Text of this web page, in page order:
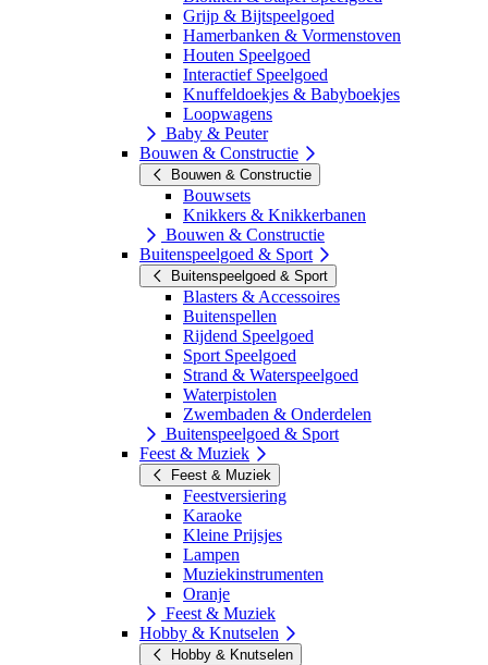
Grijp & Bijtspeelgoed
Hamerbanken & Vormenstoven
Houten Speelgoed
Interactief Speelgoed
Knuffeldoekjes & Babyboekjes
Loopwagens
Baby & Peuter
Bouwen & Constructie
Bouwen & Constructie
Bouwsets
Knikkers & Knikkerbanen
Bouwen & Constructie
Buitenspeelgoed & Sport
Buitenspeelgoed & Sport
Blasters & Accessoires
Buitenspellen
Rijdend Speelgoed
Sport Speelgoed
Strand & Waterspeelgoed
Waterpistolen
Zwembaden & Onderdelen
Buitenspeelgoed & Sport
Feest & Muziek
Feest & Muziek
Feestversiering
Karaoke
Kleine Prijsjes
Lampen
Muziekinstrumenten
Oranje
Feest & Muziek
Hobby & Knutselen
Hobby & Knutselen